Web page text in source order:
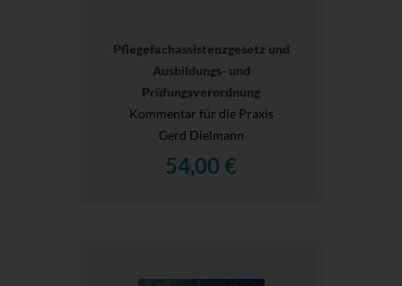
Pflegefachassistenzgesetz und
Ausbildungs- und
Prüfungsverordnung
Kommentar für die Praxis
Gerd Dielmann
54,00 €